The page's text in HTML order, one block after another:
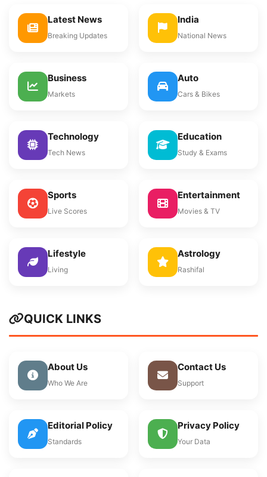
Latest News
Breaking Updates
India
National News
Business
Markets
Auto
Cars & Bikes
Technology
Tech News
Education
Study & Exams
Sports
Live Scores
Entertainment
Movies & TV
Lifestyle
Living
Astrology
Rashifal
QUICK LINKS
About Us
Who We Are
Contact Us
Support
Editorial Policy
Standards
Privacy Policy
Your Data